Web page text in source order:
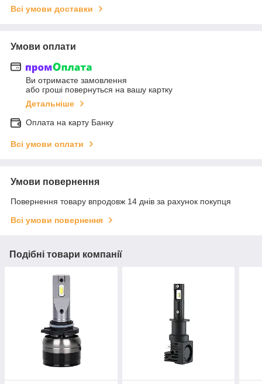
Всі умови доставки
Умови оплати
Ви отримаєте замовлення
або гроші повернуться на вашу картку
Детальніше
Оплата на карту Банку
Всі умови оплати
Умови повернення
Повернення товару впродовж 14 днів за рахунок покупця
Всі умови повернення
Подібні товари компанії